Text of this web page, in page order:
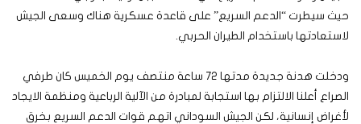
حيث سيطرت “الدعم السريع” على قاعدة عسكرية هناك وسعى الجيش
لاستعادتها باستخدام الطيران الحربي.
ودخلت هدنة جديدة مدتها 72 ساعة منتصف يوم الخميس كان طرفي
الصراع أعلنا الالتزام بها استجابة لمبادرة من الآلية الرباعية ومنظمة الايجاد
لأغراض إنسانية، لكن الجيش السوداني اتهم قوات الدعم السريع بخرق